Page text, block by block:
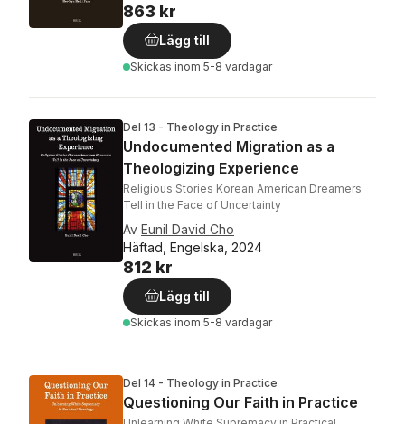
863 kr
Lägg till
Skickas inom 5-8 vardagar
Del 13 - Theology in Practice
Undocumented Migration as a
Theologizing Experience
Religious Stories Korean American Dreamers
Tell in the Face of Uncertainty
Av Eunil David Cho
Häftad, Engelska, 2024
812 kr
Lägg till
Skickas inom 5-8 vardagar
Del 14 - Theology in Practice
Questioning Our Faith in Practice